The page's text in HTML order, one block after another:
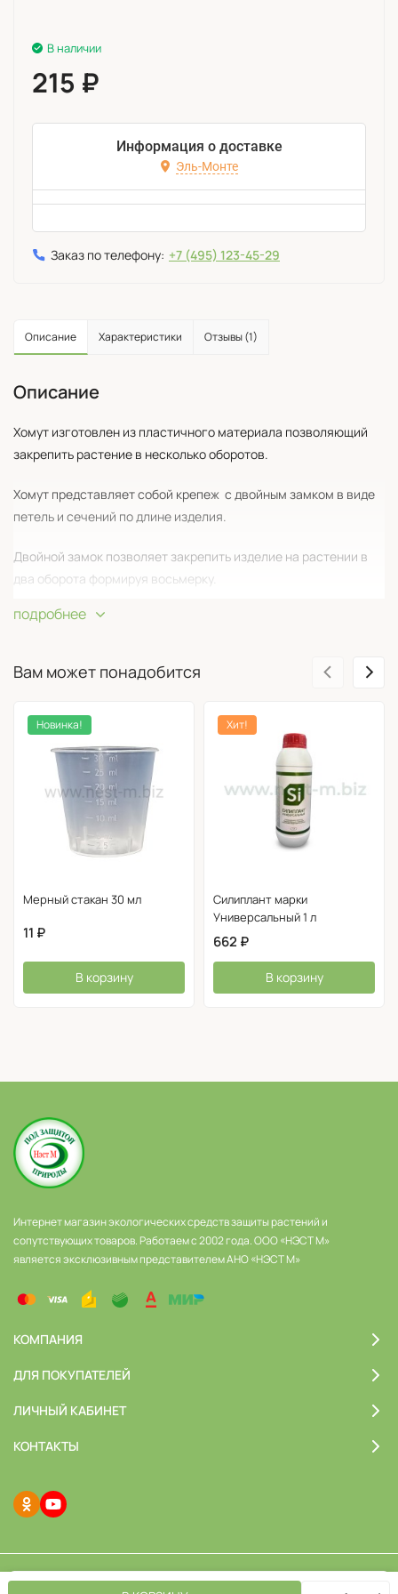
В наличии
215 ₽
Информация о доставке
Эль-Монте
Заказ по телефону: +7 (495) 123-45-29
Описание Характеристики Отзывы (1)
Описание
Хомут изготовлен из пластичного материала позволяющий
закрепить растение в несколько оборотов.
Хомут представляет собой крепеж с двойным замком в виде
петель и сечений по длине изделия.
Двойной замок позволяет закрепить изделие на растении в
два оборота формируя восьмерку.
Хомут очень удобен для подвязывания томатов, огурцов и др.
растениях.
Длина сечений - 6 см
подробнее
Вам может понадобится
Новинка!
Мерный стакан 30 мл
11 ₽
В корзину
Хит!
Силиплант марки
Универсальный 1 л
662 ₽
В корзину
‹ ›
Интернет магазин экологических средств защиты растений и
сопутствующих товаров. Работаем с 2002 года. ООО «НЭСТ М»
является эксклюзивным представителем АНО «НЭСТ М»
КОМПАНИЯ
ДЛЯ ПОКУПАТЕЛЕЙ
ЛИЧНЫЙ КАБИНЕТ
КОНТАКТЫ
© 2026 ООО «НЭСТ М». Все права защищены
Мы используем файлы cookie, чтобы сайт был лучше для